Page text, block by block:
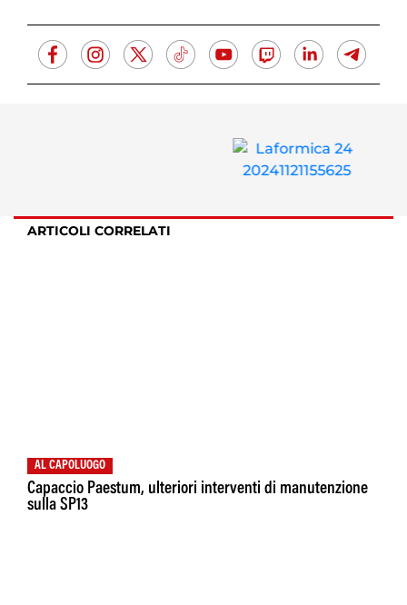
ARTICOLI CORRELATI
AL CAPOLUOGO
Capaccio Paestum, ulteriori interventi di manutenzione
sulla SP13